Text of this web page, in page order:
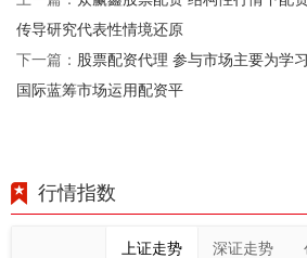
传导研究代表性情境还原
下一篇： 股票配资代理 参与市场主要为学
国际蓝筹市场运用配资平
行情指数
上证走势 深证走势